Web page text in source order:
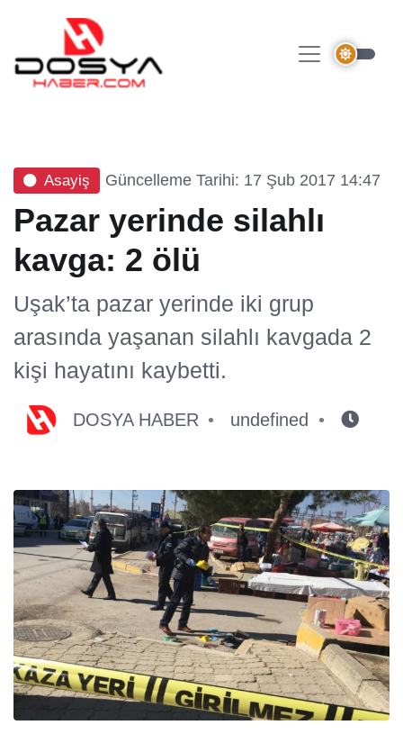
Asayiş Güncelleme Tarihi: 17 Şub 2017 14:47
Pazar yerinde silahlı
kavga: 2 ölü
Uşak’ta pazar yerinde iki grup
arasında yaşanan silahlı kavgada 2
kişi hayatını kaybetti.
DOSYA HABER undefined